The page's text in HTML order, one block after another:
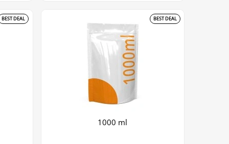
BEST DEAL
1000 ml
BEST DEAL